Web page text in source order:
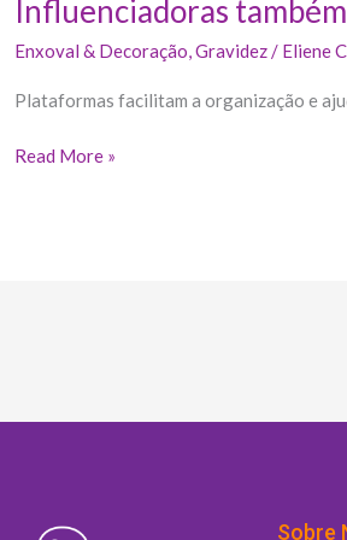
Influenciadoras
Enxoval & Decoração ,Gravidez / Eliene
Plataformas facilitam a organização e
Read More »
Sobre